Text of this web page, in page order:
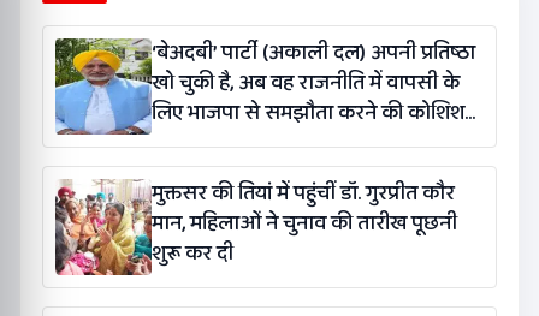
‘बेअदबी’ पार्टी (अकाली दल) अपनी प्रतिष्ठा
खो चुकी है, अब वह राजनीति में वापसी के
लिए भाजपा से समझौता करने की कोशिश
कर रही है: बलतेज पन्नू
मुक्तसर की तियां में पहुंचीं डॉ. गुरप्रीत कौर
मान, महिलाओं ने चुनाव की तारीख पूछनी
शुरू कर दी